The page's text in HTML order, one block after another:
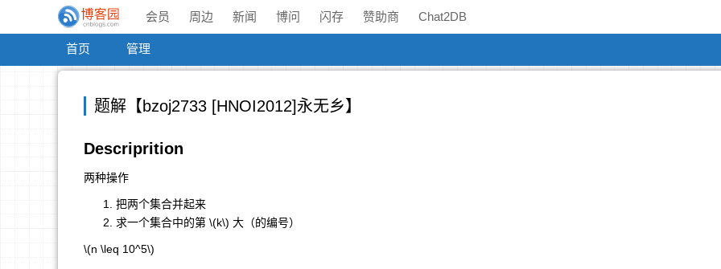
会员 周边 新闻 博问 闪存 赞助商 Chat2DB
首页 管理
题解【bzoj2733 [HNOI2012]永无乡】
Descriprition
两种操作
把两个集合并起来
求一个集合中的第 \(k\) 大（的编号）
\(n \leq 10^5\)